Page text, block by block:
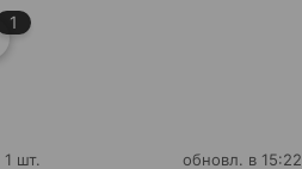
1
1 шт. обновл. в 15:22